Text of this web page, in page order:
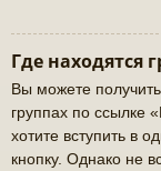
Где находятся
Вы можете
группах по ссылке
хотите вступить в
кнопку. Однако не